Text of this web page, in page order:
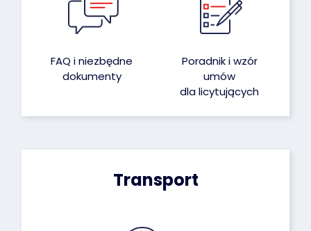
FAQ i niezbędne
dokumenty
Poradnik i wzór
umów
dla licytujących
Transport